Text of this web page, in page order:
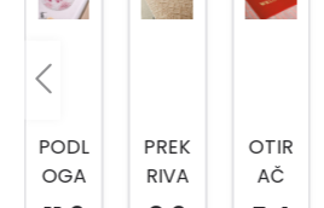
PODL
OGA
PREK
RIVA
OTIR
AČ